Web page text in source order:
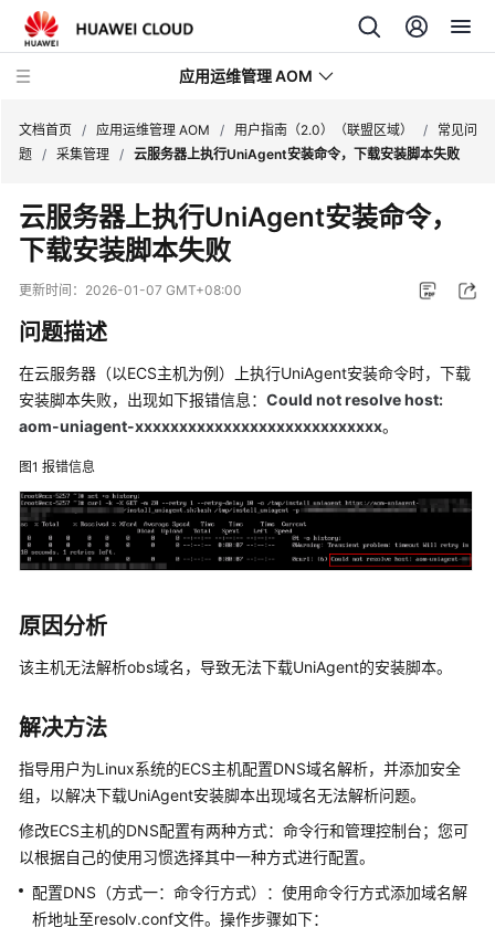
应用运维管理 AOM
最
新
动
产
品
介
绍
费
说
明
快
入
户
指
南
佳
实
践
文档首页 / 应用运维管理 AOM / 用户指南（2.0）（联盟区域） /
常见问
题 / 采集管理 / 云服务器上执行UniAgent安装命令，下载安装脚本失败
云服务器上执行UniAgent安装命令，
下载安装脚本失败
更新时间： 2026-01-07 GMT+08:00
问题描述
在云服务器（以ECS主机为例）上执行UniAgent安装命令时，下载
安装脚本失败，出现如下报错信息： Could not resolve host:
aom-uniagent-xxxxxxxxxxxxxxxxxxxxxxxxxxxx。
图1 报错信息
原因分析
该主机无法解析obs域名，导致无法下载UniAgent的安装脚本。
解决方法
指导用户为Linux系统的ECS主机配置DNS域名解析，并添加安全
组，以解决下载UniAgent安装脚本出现域名无法解析问题。
修改ECS主机的DNS配置有两种方式：命令行和管理控制台；您可
以根据自己的使用习惯选择其中一种方式进行配置。
配置DNS（方式一：命令行方式）：使用命令行方式添加域名解
析地址至resolv.conf文件。操作步骤如下：